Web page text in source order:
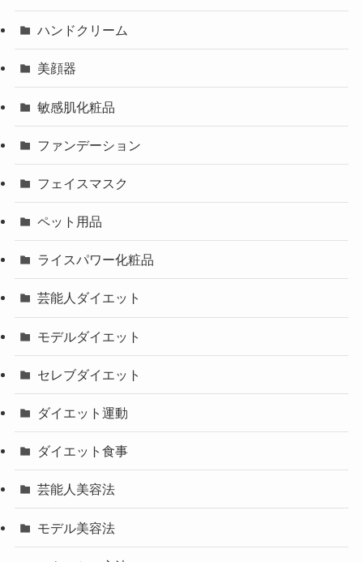
ハンドクリーム
美顔器
敏感肌化粧品
ファンデーション
フェイスマスク
ペット用品
ライスパワー化粧品
芸能人ダイエット
モデルダイエット
セレブダイエット
ダイエット運動
ダイエット食事
芸能人美容法
モデル美容法